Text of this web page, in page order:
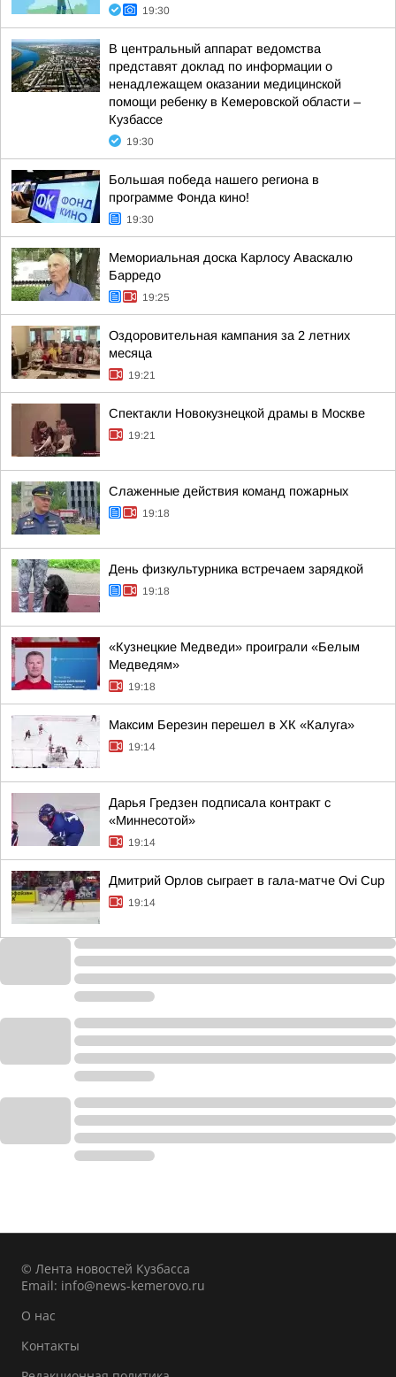
19:30
В центральный аппарат ведомства
представят доклад по информации о
ненадлежащем оказании медицинской
помощи ребенку в Кемеровской области –
Кузбассе
19:30
Большая победа нашего региона в
программе Фонда кино!
19:30
Мемориальная доска Карлосу Аваскалю
Барредо
19:25
Оздоровительная кампания за 2 летних
месяца
19:21
Спектакли Новокузнецкой драмы в Москве
19:21
Слаженные действия команд пожарных
19:18
День физкультурника встречаем зарядкой
19:18
«Кузнецкие Медведи» проиграли «Белым
Медведям»
19:18
Максим Березин перешел в ХК «Калуга»
19:14
Дарья Гредзен подписала контракт с
«Миннесотой»
19:14
Дмитрий Орлов сыграет в гала-матче Ovi Cup
19:14
© Лента новостей Кузбасса
Email: info@news-kemerovo.ru
О нас
Контакты